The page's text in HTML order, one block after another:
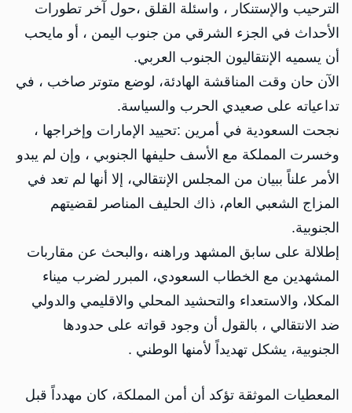
الترحيب والإستنكار ، واسئلة القلق ،حول آخر تطورات
الأحداث في الجزء الشرقي من جنوب اليمن ، أو مايحب
أن يسميه الإنتقاليون الجنوب العربي.
الآن حان وقت المناقشة الهادئة، لوضع متوتر صاخب ، في
تداعياته على صعيدي الحرب والسياسة.
نجحت السعودية في أمرين :تحييد الإمارات وإخراجها ،
وخسرت المملكة مع الأسف حليفها الجنوبي ، وإن لم يبدو
الأمر علناً ببيان من المجلس الإنتقالي، إلا أنها لم تعد في
المزاج الشعبي العام، ذاك الحليف المناصر لقضيتهم
الجنوبية.
إطلالة على سابق المشهد وراهنه ،والبحث عن مقاربات
المشهدين مع الخطاب السعودي، المبرر لضرب ميناء
المكلا، والاستعداء والتحشيد المحلي والاقليمي والدولي
ضد الانتقالي ، بالقول أن وجود قواته على حدودها
الجنوبية، يشكل تهديداً لأمنها الوطني .
المعطيات الموثقة تؤكد أن أمن المملكة، كان مهدداً قبل